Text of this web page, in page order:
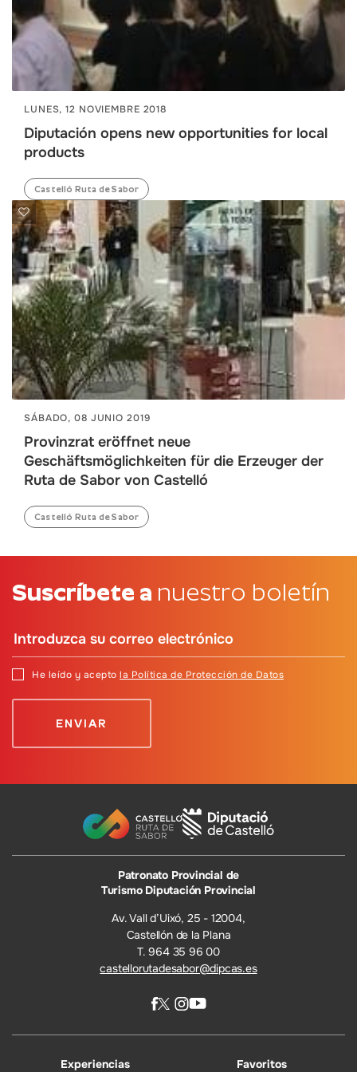
LUNES, 12 NOVIEMBRE 2018
Diputación opens new opportunities for local
products
Castelló Ruta de Sabor
SÁBADO, 08 JUNIO 2019
Provinzrat eröffnet neue
Geschäftsmöglichkeiten für die Erzeuger der
Ruta de Sabor von Castelló
Castelló Ruta de Sabor
Suscríbete a nuestro boletín
He leído y acepto la Política de Protección de Datos
Patronato Provincial de
Turismo Diputación Provincial
Av. Vall d’Uixó, 25 - 12004,
Castellón de la Plana
T. 964 35 96 00
castellorutadesabor@dipcas.es
Experiencias Favoritos